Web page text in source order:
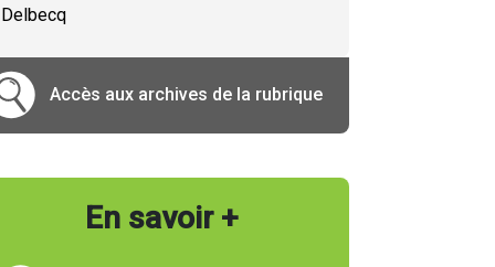
Delbecq
Accès aux archives de la rubrique
En savoir +